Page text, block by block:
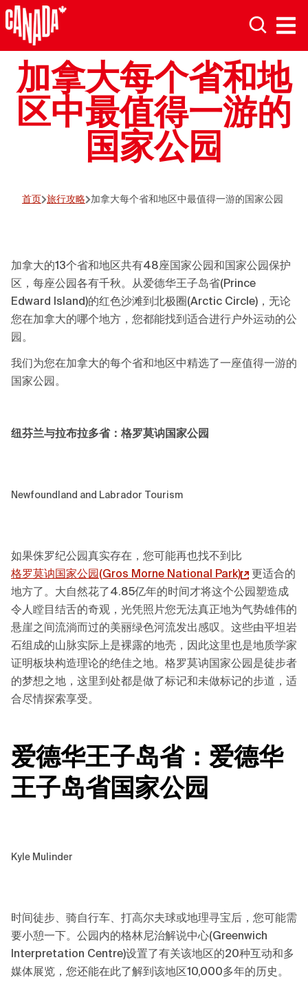
加拿大每个省和地
区中最值得一游的
国家公园
首页 旅行攻略 加拿大每个省和地区中最值得一游的国家公园
加拿大的13个省和地区共有48座国家公园和国家公园保护
区，每座公园各有千秋。从爱德华王子岛省(Prince
Edward Island)的红色沙滩到北极圈(Arctic Circle)，无论
您在加拿大的哪个地方，您都能找到适合进行户外运动的公
园。
我们为您在加拿大的每个省和地区中精选了一座值得一游的
国家公园。
纽芬兰与拉布拉多省： 格罗莫讷国家公园
Newfoundland and Labrador Tourism
如果侏罗纪公园真实存在，您可能再也找不到比
格罗莫讷国家公园(Gros Morne National Park)
更适合的
地方了。大自然花了4.85亿年的时间才将这个公园塑造成
令人瞠目结舌的奇观，光凭照片您无法真正地为气势雄伟的
悬崖之间流淌而过的美丽绿色河流发出感叹。这些由平坦岩
石组成的山脉实际上是裸露的地壳，因此这里也是地质学家
证明板块构造理论的绝佳之地。格罗莫讷国家公园是徒步者
的梦想之地，这里到处都是做了标记和未做标记的步道，适
合尽情探索享受。
爱德华王子岛省： 爱德华
王子岛省国家公园
Kyle Mulinder
时间徒步、骑自行车、打高尔夫球或地理寻宝后，您可能需
要小憩一下。公园内的格林尼治解说中心(Greenwich
Interpretation Centre)设置了有关该地区的20种互动和多
媒体展览，您还能在此了解到该地区10,000多年的历史。